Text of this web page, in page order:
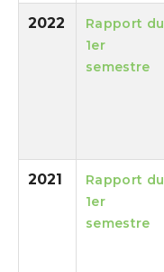
2022
Rapport du
1er
semestre
2021
Rapport du
1er
semestre